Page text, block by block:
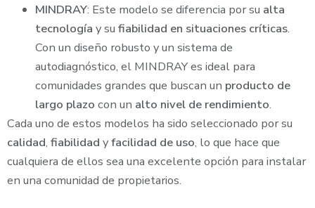
MINDRAY: Este modelo se diferencia por su alta
tecnología y su fiabilidad en situaciones críticas.
Con un diseño robusto y un sistema de
autodiagnóstico, el MINDRAY es ideal para
comunidades grandes que buscan un producto de
largo plazo con un alto nivel de rendimiento.
Cada uno de estos modelos ha sido seleccionado por su
calidad, fiabilidad yfacilidad de uso, lo que hace que
cualquiera de ellos sea una excelente opción para instalar
en una comunidad de propietarios.